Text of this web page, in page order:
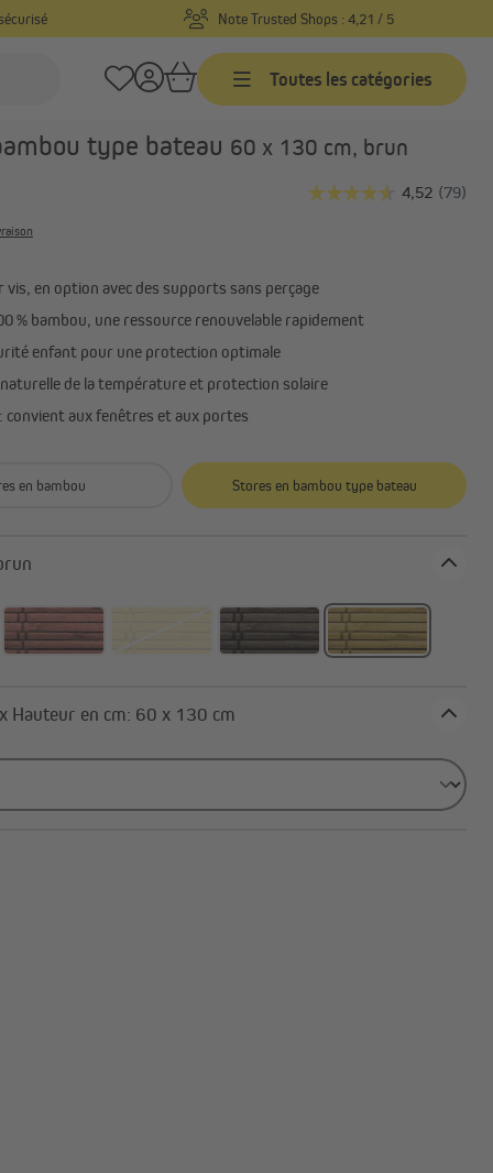
Note Trusted Shops : 4,21 / 5
Toutes les catégories
Tout afficher
Réf. produit :1000025783
type bateau 60 x 130 cm, brun
vis, en option avec des supports sans perçage
% bambou, une ressource renouvelable rapidement
enfant pour une protection optimale
de la température et protection solaire
convient aux fenêtres et aux portes
en bambou Stores en bambou type bateau
brun
Largeur x Hauteur en cm: 60 x 130 cm